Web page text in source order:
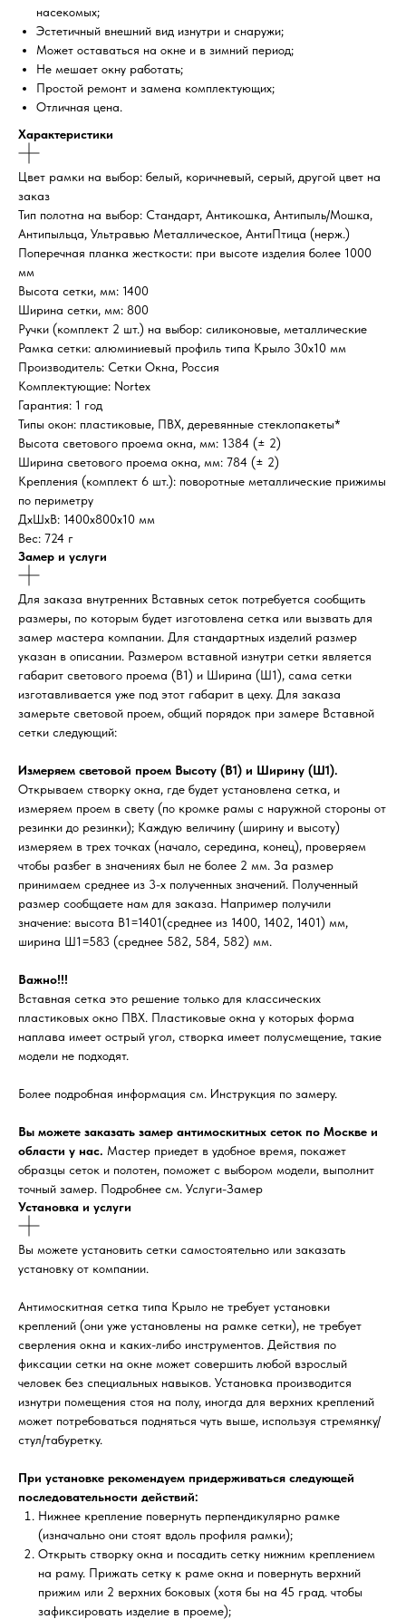
насекомых;
Эстетичный внешний вид изнутри и снаружи;
Может оставаться на окне и в зимний период;
Не мешает окну работать;
Простой ремонт и замена комплектующих;
Отличная цена.
Характеристики
Цвет рамки на выбор: белый, коричневый, серый, другой цвет на
заказ
Тип полотна на выбор: Стандарт, Антикошка, Антипыль/Мошка,
Антипыльца, Ультравью Металлическое, АнтиПтица (нерж.)
Поперечная планка жесткости: при высоте изделия более 1000
мм
Высота сетки, мм: 1400
Ширина сетки, мм: 800
Ручки (комплект 2 шт.) на выбор: силиконовые, металлические
Рамка сетки: алюминиевый профиль типа Крыло 30х10 мм
Производитель: Сетки Окна, Россия
Комплектующие: Nortex
Гарантия: 1 год
Типы окон: пластиковые, ПВХ, деревянные стеклопакеты*
Высота светового проема окна, мм: 1384 (± 2)
Ширина светового проема окна, мм: 784 (± 2)
Крепления (комплект 6 шт.): поворотные металлические прижимы
по периметру
ДxШxВ: 1400x800x10 мм
Вес: 724 г
Замер и услуги
Для заказа внутренних Вставных сеток потребуется сообщить
размеры, по которым будет изготовлена сетка или вызвать для
замер мастера компании. Для стандартных изделий размер
указан в описании. Размером вставной изнутри сетки является
габарит светового проема (В1) и Ширина (Ш1), сама сетки
изготавливается уже под этот габарит в цеху. Для заказа
замерьте световой проем, общий порядок при замере Вставной
сетки следующий:
Измеряем световой проем Высоту (В1) и Ширину (Ш1).
Открываем створку окна, где будет установлена сетка, и
измеряем проем в свету (по кромке рамы с наружной стороны от
резинки до резинки); Каждую величину (ширину и высоту)
измеряем в трех точках (начало, середина, конец), проверяем
чтобы разбег в значениях был не более 2 мм. За размер
принимаем среднее из 3-х полученных значений. Полученный
размер сообщаете нам для заказа. Например получили
значение: высота В1=1401(среднее из 1400, 1402, 1401) мм,
ширина Ш1=583 (среднее 582, 584, 582) мм.
Важно!!!
Вставная сетка это решение только для классических
пластиковых окно ПВХ. Пластиковые окна у которых форма
наплава имеет острый угол, створка имеет полусмещение, такие
модели не подходят.
Более подробная информация см. Инструкция по замеру.
Вы можете заказать замер антимоскитных сеток по Москве и
области у нас. Мастер приедет в удобное время, покажет
образцы сеток и полотен, поможет с выбором модели, выполнит
точный замер. Подробнее см. Услуги-Замер
Установка и услуги
Вы можете установить сетки самостоятельно или заказать
установку от компании.
Антимоскитная сетка типа Крыло не требует установки
креплений (они уже установлены на рамке сетки), не требует
сверления окна и каких-либо инструментов. Действия по
фиксации сетки на окне может совершить любой взрослый
человек без специальных навыков. Установка производится
изнутри помещения стоя на полу, иногда для верхних креплений
может потребоваться подняться чуть выше, используя стремянку/
стул/табуретку.
При установке рекомендуем придерживаться следующей
последовательности действий:
Нижнее крепление повернуть перпендикулярно рамке
(изначально они стоят вдоль профиля рамки);
Открыть створку окна и посадить сетку нижним креплением
на раму. Прижать сетку к раме окна и повернуть верхний
прижим или 2 верхних боковых (хотя бы на 45 град. чтобы
зафиксировать изделие в проеме);